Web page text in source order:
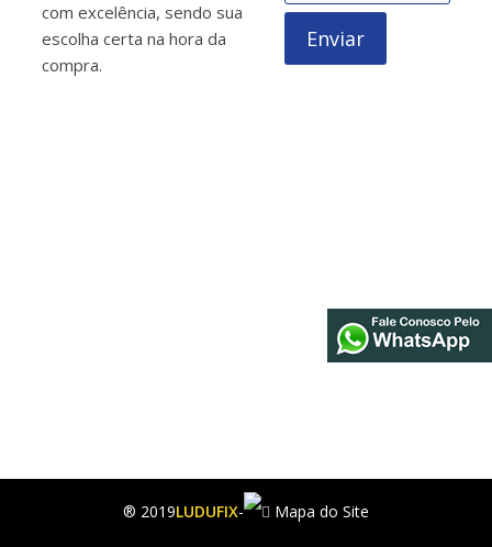
com excelência, sendo sua
escolha certa na hora da
compra.
Enviar
® 2019LUDUFIX- Mapa do Site